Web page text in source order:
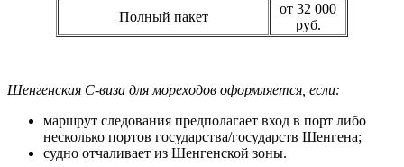
Полный пакет
от 32 000
руб.
Шенгенская C-виза для мореходов оформляется, если:
маршрут следования предполагает вход в порт либо
несколько портов государства/государств Шенгена;
судно отчаливает из Шенгенской зоны.